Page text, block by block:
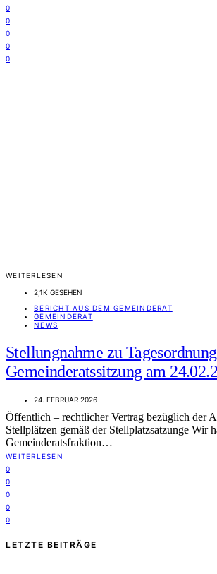
0
0
0
0
0
WEITERLESEN
2,1K GESEHEN
BERICHT AUS DEM GEMEINDERAT
GEMEINDERAT
NEWS
Stellungnahme zu
Gemeinderatssitzung am
24. FEBRUAR 2026
Öffentlich – rechtlicher Vertrag bezüglich der
Stellplätzen gemäß der Stellplatzsatzunge Wir
Gemeinderatsfraktion…
WEITERLESEN
0
0
0
0
0
LETZTE BEITRÄGE